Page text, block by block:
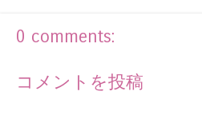
0 comments:
コメントを投稿